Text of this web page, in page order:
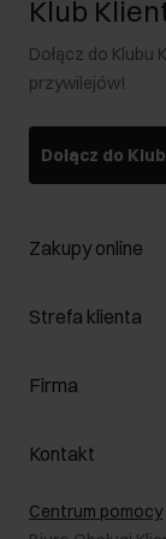
Klub
Dołącz do
przywilejów!
Dołącz do
Zakupy online
Zarządzaj cookies
Formy płatności
Jak dokonać
Strefa klienta
Klub Klienta
Zwróć produkty
W podróży
Firma
O nas
Salony
B2B - Sprzedaż
Kontakt
Centrum pomocy